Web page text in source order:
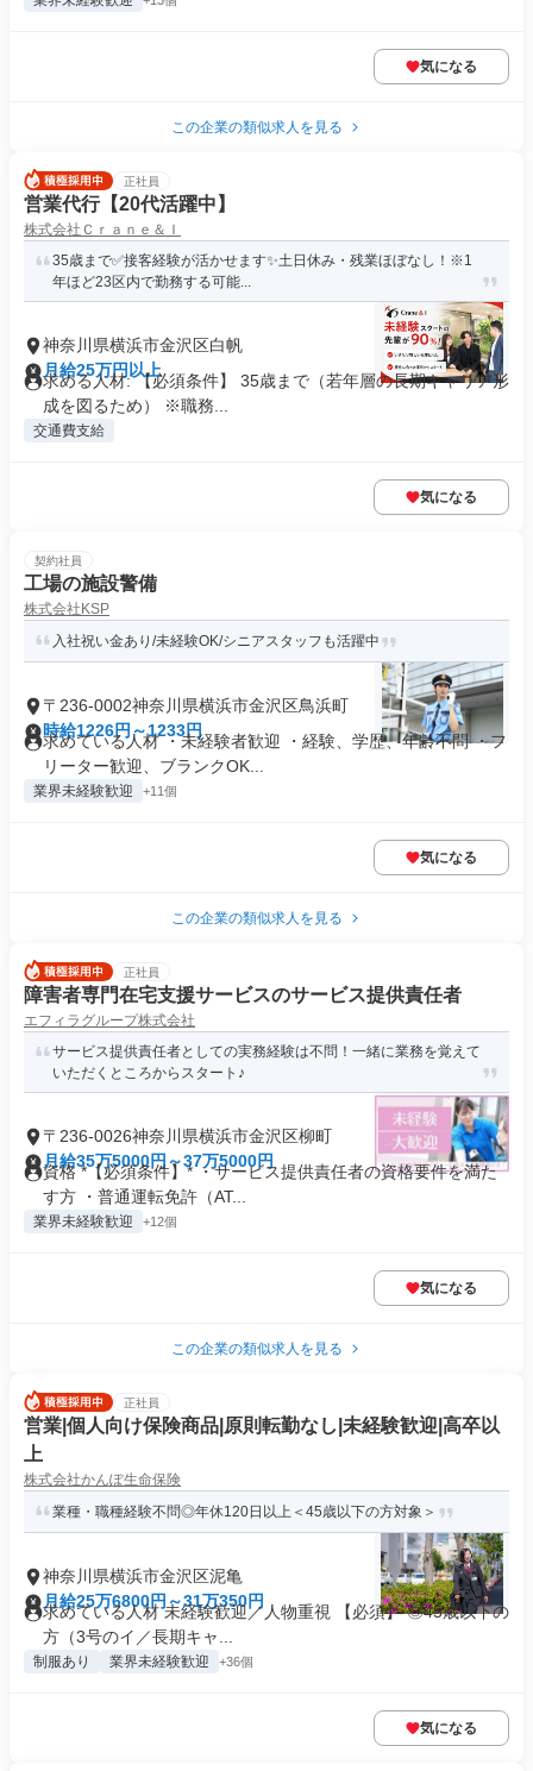
気になる
この企業の類似求人を見る
正社員
営業代行【20代活躍中】
株式会社Ｃｒａｎｅ＆Ｉ
35歳まで✅接客経験が活かせます✨土日休み・残業ほぼなし！※1
年ほど23区内で勤務する可能...
神奈川県横浜市金沢区白帆
月給25万円以上
求める人材: 【必須条件】 35歳まで（若年層の長期キャリア形
成を図るため） ※職務...
交通費支給
気になる
契約社員
工場の施設警備
株式会社KSP
入社祝い金あり/未経験OK/シニアスタッフも活躍中
〒236-0002神奈川県横浜市金沢区鳥浜町
時給1226円～1233円
求めている人材 ・未経験者歓迎 ・経験、学歴、年齢不問 ・フ
リーター歓迎、ブランクOK...
業界未経験歓迎 +11個
気になる
この企業の類似求人を見る
正社員
障害者専門在宅支援サービスのサービス提供責任者
エフィラグループ株式会社
サービス提供責任者としての実務経験は不問！一緒に業務を覚えて
いただくところからスタート♪
〒236-0026神奈川県横浜市金沢区柳町
月給35万5000円～37万5000円
資格 *【必須条件】* ・サービス提供責任者の資格要件を満た
す方 ・普通運転免許（AT...
業界未経験歓迎 +12個
気になる
この企業の類似求人を見る
正社員
営業|個人向け保険商品|原則転勤なし|未経験歓迎|高卒以
上
株式会社かんぽ生命保険
業種・職種経験不問◎年休120日以上＜45歳以下の方対象＞
神奈川県横浜市金沢区泥亀
月給25万6800円～31万350円
求めている人材 未経験歓迎／人物重視 【必須】 ◎45歳以下の
方（3号のイ／長期キャ...
制服あり 業界未経験歓迎 +36個
気になる